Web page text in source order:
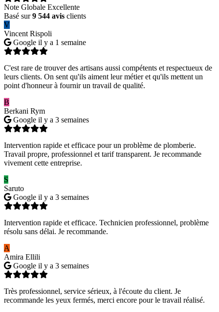
Note Globale Excellente
Basé sur9 544 avis clients
V
Vincent Rispoli
Google il y a 1 semaine
C'est rare de trouver des artisans aussi compétents et respectueux de
leurs clients. On sent qu'ils aiment leur métier et qu'ils mettent un
point d'honneur à fournir un travail de qualité.
B
Berkani Rym
Google il y a 3 semaines
Intervention rapide et efficace pour un problème de plomberie.
Travail propre, professionnel et tarif transparent. Je recommande
vivement cette entreprise.
S
Saruto
Google il y a 3 semaines
Intervention rapide et efficace. Technicien professionnel, problème
résolu sans délai. Je recommande.
A
Amira Ellili
Google il y a 3 semaines
Très professionnel, service sérieux, à l'écoute du client. Je
recommande les yeux fermés, merci encore pour le travail réalisé.